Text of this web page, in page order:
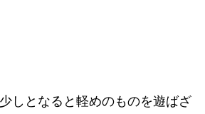
しとなると軽めのものを遊ばざ